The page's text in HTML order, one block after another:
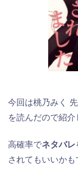
今回は桃乃みく 先
を読んだので紹介
高確率でネタバレ
されてもいいかも